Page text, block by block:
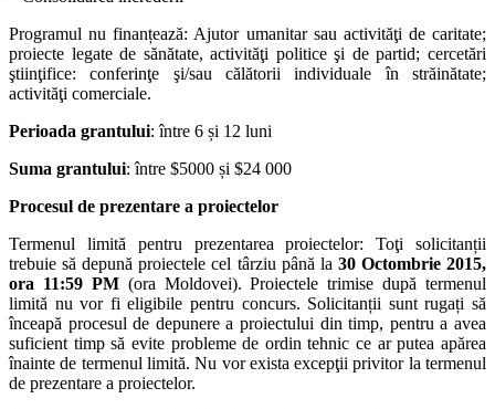
Programul nu finanțează: Ajutor umanitar sau activităţi de caritate;
proiecte legate de sănătate, activităţi politice şi de partid; cercetări
ştiinţifice: conferinţe şi/sau călătorii individuale în străinătate;
activităţi comerciale.
Perioada grantului: între 6 și 12 luni
Suma grantului: între $5000 și $24 000
Procesul de prezentare a proiectelor
Termenul limită pentru prezentarea proiectelor: Toţi solicitanții
trebuie să depună proiectele cel târziu până la 30 Octombrie 2015,
ora 11:59 PM(ora Moldovei). Proiectele trimise după termenul
limită nu vor fi eligibile pentru concurs. Solicitanții sunt rugați să
înceapă procesul de depunere a proiectului din timp, pentru a avea
suficient timp să evite probleme de ordin tehnic ce ar putea apărea
înainte de termenul limită. Nu vor exista excepţii privitor la termenul
de prezentare a proiectelor.